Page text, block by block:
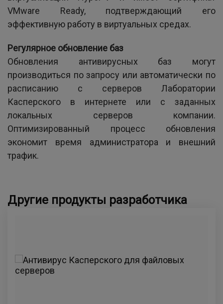
VMware Ready, подтверждающий его
эффективную работу в виртуальных средах.
Регулярное обновление баз
Обновления антивирусных баз могут
производиться по запросу или автоматически по
расписанию с серверов Лаборатории
Касперского в интернете или с заданных
локальных серверов компании.
Оптимизированный процесс обновления
экономит время администратора и внешний
трафик.
Другие продукты разработчика